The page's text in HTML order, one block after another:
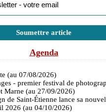
Soumettre article
Agenda
(au 07/08/2026)
- premier festival de
Marne (au 27/09/2026)
de Saint-Étienne lance sa
2026 (au 04/10/2026)